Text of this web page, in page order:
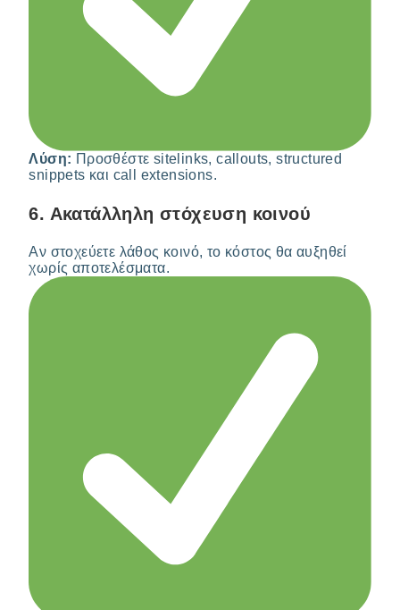
Λύση: Προσθέστε sitelinks, callouts, structured
snippets και call extensions.
6. Ακατάλληλη στόχευση κοινού
Αν στοχεύετε λάθος κοινό, το κόστος θα αυξηθεί
χωρίς αποτελέσματα.